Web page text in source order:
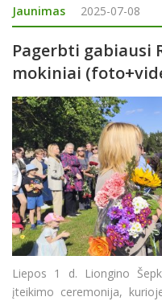
produktyviau. Vieni
įsidarbindami, kiti nusprendė
Jaunimas 2025-07-08
Pagerbti gabiausi
mokiniai
Liepos 1 d. Liongino
įteikimo ceremonija,